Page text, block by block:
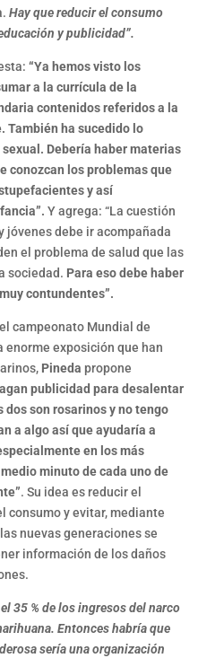
Hay que reducir el consumo
y publicidad”.
“Ya hemos visto los
a la currícula de la
contenidos referidos a la
También ha sucedido lo
Debería haber materias
conozcan los problemas que
y así
Y agrega: “La cuestión
jóvenes debe ir acompañada
el problema de salud que las
sociedad. Para eso debe haber
contundentes”.
campeonato Mundial de
enorme exposición que han
Pineda propone
publicidad para desalentar
dos son rosarinos y no tengo
a algo así que ayudaría a
en los más
minuto de cada uno de
. Su idea es reducir el
consumo y evitar, mediante
nuevas generaciones se
información de los daños
35 % de los ingresos del narco
Entonces habría que
sería una organización